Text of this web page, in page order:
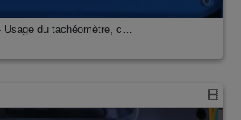
Usage du tachéomètre, c…